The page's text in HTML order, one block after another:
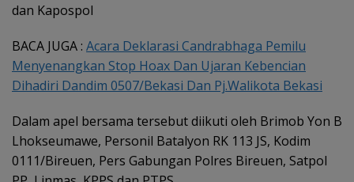
dan Kapospol
BACA JUGA : Acara Deklarasi Candrabhaga Pemilu
Menyenangkan Stop Hoax Dan Ujaran Kebencian
Dihadiri Dandim 0507/Bekasi Dan Pj.Walikota Bekasi
Dalam apel bersama tersebut diikuti oleh Brimob Yon B
Lhokseumawe, Personil Batalyon RK 113 JS, Kodim
0111/Bireuen, Pers Gabungan Polres Bireuen, Satpol